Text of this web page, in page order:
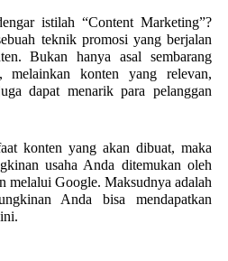
istilah “Content Marketing”?
teknik promosi yang berjalan
Bukan hanya asal sembarang
melainkan konten yang relevan,
dapat menarik para pelanggan
konten yang akan dibuat, maka
usaha Anda ditemukan oleh
melalui Google. Maksudnya adalah
Anda bisa mendapatkan